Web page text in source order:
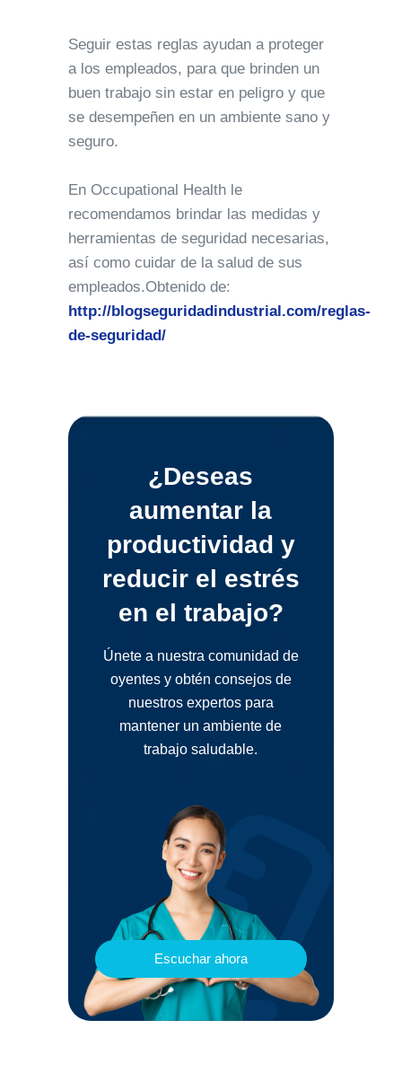
Seguir estas reglas ayudan a proteger
a los empleados, para que brinden un
buen trabajo sin estar en peligro y que
se desempeñen en un ambiente sano y
seguro.
En Occupational Health le
recomendamos brindar las medidas y
herramientas de seguridad necesarias,
así como cuidar de la salud de sus
empleados.Obtenido de:
http://blogseguridadindustrial.com/reglas-
de-seguridad/
¿Deseas
aumentar la
productividad y
reducir el estrés
en el trabajo?
Únete a nuestra comunidad de
oyentes y obtén consejos de
nuestros expertos para
mantener un ambiente de
trabajo saludable.
Escuchar ahora